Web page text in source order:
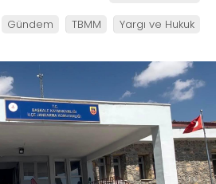
Gündem TBMM Yargı ve Hukuk